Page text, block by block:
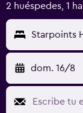
2 huéspedes, 1
Starpoints
dom. 16/8